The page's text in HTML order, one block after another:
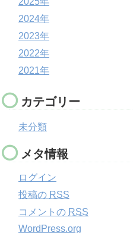
2024年
2023年
2022年
2021年
カテゴリー
未分類
メタ情報
ログイン
投稿の RSS
コメントの RSS
WordPress.org